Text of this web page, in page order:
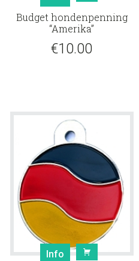
Budget hondenpenning
“Amerika”
€10.00
Info